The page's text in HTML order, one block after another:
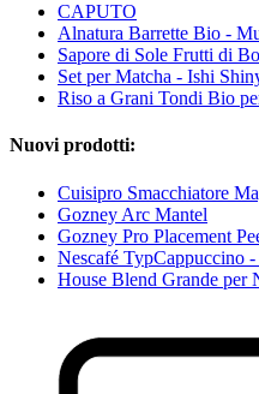
CAPUTO
Alnatura Barrette Bio -
Sapore di Sole Frutti di
Set per Matcha - Ishi
Riso a Grani Tondi Bio
Nuovi prodotti:
Cuisipro Smacchiatore
Gozney Arc Mantel
Gozney Pro Placement
Nescafé TypCappuccino
House Blend Grande